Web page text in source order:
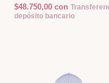
$48.750,00 con
depósito bancario